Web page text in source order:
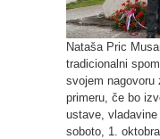
Nataša Pric
tradicionalni
svojem nagovoru
primeru, če bo
ustave,
soboto, 1.